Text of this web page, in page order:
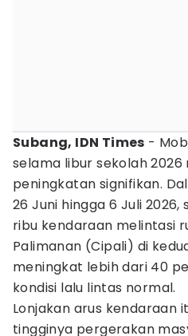
Subang, IDN Times -
selama libur sekolah 2026
peningkatan signifikan.
26 Juni hingga 6 Juli
ribu kendaraan melintasi
Palimanan (Cipali) di
meningkat lebih dari 40
kondisi lalu lintas normal.
Lonjakan arus kendaraan
tingginya pergerakan